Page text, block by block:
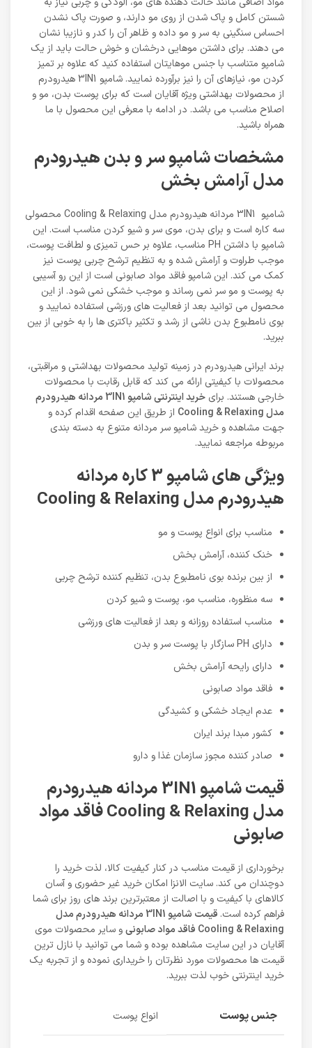
شستن کامل و پاک شدن از روی مو دارند، و صورت پاک نشدن
احساس سنگینی به سر و مو داده و ظاهر آن را کدر و نازیبا نشان
می دهند. برای داشتن موهایی درخشان و خوش حالت باید از یک
شامپو متناسب با جنس موهایتان استفاده کنید که علاوه بر تمیز
کردن مو، نیازهای آن را نیز برآورده نمایید. شامپو 3IN1 هیدرودرم
از محصولات بهداشتی ویژه آقایان است که برای پوست بدن، مو و
اصلاح مناسب می باشد. در ادامه با معرفی این محصول با ما
همراه باشید.
مشخصات شامپو سر و بدن هیدرودرم
مدل آرامش بخش
شامپو 3IN1 مردانه هیدرودرم مدل Cooling & Relaxing محصولی
سه کاره است و برای بدن، موی سر و شیو کردن مناسب است. این
شامپو با داشتن PH مناسب، علاوه بر حس تمیزی و لطافت پوست،
موجب طراوت و آرامش شده و به تنظیم ترشح چربی پوست نیز
کمک می کند. این شامپو فاقد مواد صابونی است از این رو آسیبی
به پوست و مو سر نمی رساند و موجب خشکی نمی شود. از این
محصول می توانید بعد از فعالیت های ورزشی استفاده نمایید و
بوی نامطبوع بدن ناشی از رشد و تکثیر باکتری ها را به خوبی از بین
ببرید.
برند ایرانی هیدرودرم در زمینه تولید محصولات بهداشتی و مراقبتی،
محصولات با کیفیتی ارائه می کند که قابل رقابت با محصولات
خارجی هستند. برای
خرید اینترنتی شامپو 3IN1 مردانه هیدرودرم
مدل Cooling & Relaxing
از طریق این صفحه اقدام کرده و
جهت مشاهده و خرید شامپو سر مردانه متنوع به دسته بندی
مربوطه مراجعه نمایید.
ویژگی های شامپو 3 کاره مردانه
هیدرودرم مدل Cooling & Relaxing
مناسب برای انواع پوست و مو
خنک کننده، آرامش بخش
از بین برنده بوی نامطبوع بدن، تنظیم کننده ترشح چربی
سه منظوره، مناسب مو، پوست و شیو کردن
مناسب استفاده روزانه و بعد از فعالیت های ورزشی
دارای PH سازگار با پوست سر و بدن
دارای رایحه آرامش بخش
فاقد مواد صابونی
عدم ایجاد خشکی و کشیدگی
کشور مبدا برند ایران
صادر کننده مجوز سازمان غذا و دارو
قیمت شامپو 3IN1 مردانه هیدرودرم
مدل Cooling & Relaxing فاقد مواد
صابونی
برخورداری از قیمت مناسب در کنار کیفیت کالا، لذت خرید را
دوچندان می کند. سایت الانزا امکان خرید غیر حضوری و آسان
کالاهای با کیفیت و با اصالت از معتبرترین برند های روز برای شما
فراهم کرده است.
قیمت شامپو 3IN1 مردانه هیدرودرم مدل
Cooling & Relaxing فاقد مواد صابونی
و سایر محصولات موی
آقایان در این سایت مشاهده بوده و شما می توانید با نازل ترین
قیمت ها محصولات مورد نظرتان را خریداری نموده و از تجربه یک
خرید اینترنتی خوب لذت ببرید.
جنس پوست انواع پوست